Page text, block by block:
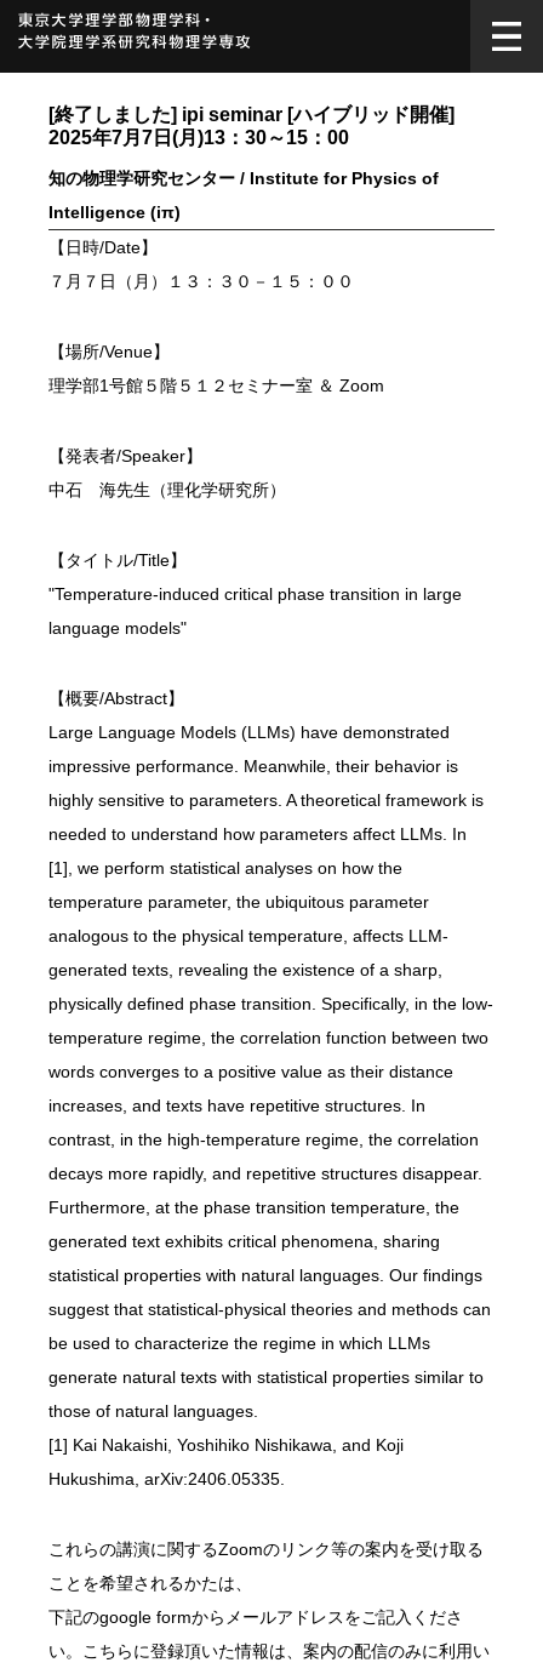
[終了しました] ipi seminar [ハイブリッド開催]
2025年7月7日(月)13：30～15：00
知の物理学研究センター / Institute for Physics of
Intelligence (iπ)
【日時/Date】
７月７日（月）１３：３０－１５：００
【場所/Venue】
理学部1号館５階５１２セミナー室 ＆ Zoom
【発表者/Speaker】
中石 海先生（理化学研究所）
【タイトル/Title】
"Temperature-induced critical phase transition in large
language models"
【概要/Abstract】
Large Language Models (LLMs) have demonstrated
impressive performance. Meanwhile, their behavior is
highly sensitive to parameters. A theoretical framework is
needed to understand how parameters affect LLMs. In
[1], we perform statistical analyses on how the
temperature parameter, the ubiquitous parameter
analogous to the physical temperature, affects LLM-
generated texts, revealing the existence of a sharp,
physically defined phase transition. Specifically, in the low-
temperature regime, the correlation function between two
words converges to a positive value as their distance
increases, and texts have repetitive structures. In
contrast, in the high-temperature regime, the correlation
decays more rapidly, and repetitive structures disappear.
Furthermore, at the phase transition temperature, the
generated text exhibits critical phenomena, sharing
statistical properties with natural languages. Our findings
suggest that statistical-physical theories and methods can
be used to characterize the regime in which LLMs
generate natural texts with statistical properties similar to
those of natural languages.
[1] Kai Nakaishi, Yoshihiko Nishikawa, and Koji
Hukushima, arXiv:2406.05335.
これらの講演に関するZoomのリンク等の案内を受け取る
ことを希望されるかたは、
下記のgoogle formからメールアドレスをご記入くださ
い。こちらに登録頂いた情報は、案内の配信のみに利用い